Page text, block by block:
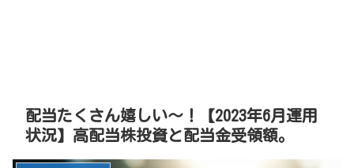
配当たくさん嬉しい～！【2023年6月運用
状況】高配当株投資と配当金受領額。